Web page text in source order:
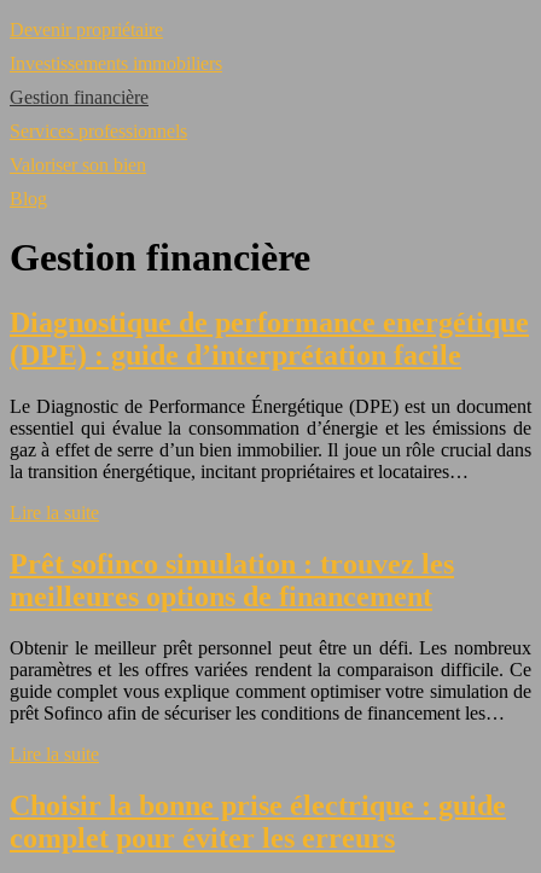
Devenir propriétaire
Investissements immobiliers
Gestion financière
Services professionnels
Valoriser son bien
Blog
Gestion financière
Diagnostique de performance energétique
(DPE) : guide d’interprétation facile
Le Diagnostic de Performance Énergétique (DPE) est un document
essentiel qui évalue la consommation d’énergie et les émissions de
gaz à effet de serre d’un bien immobilier. Il joue un rôle crucial dans
la transition énergétique, incitant propriétaires et locataires…
Lire la suite
Prêt sofinco simulation : trouvez les
meilleures options de financement
Obtenir le meilleur prêt personnel peut être un défi. Les nombreux
paramètres et les offres variées rendent la comparaison difficile. Ce
guide complet vous explique comment optimiser votre simulation de
prêt Sofinco afin de sécuriser les conditions de financement les…
Lire la suite
Choisir la bonne prise électrique : guide
complet pour éviter les erreurs